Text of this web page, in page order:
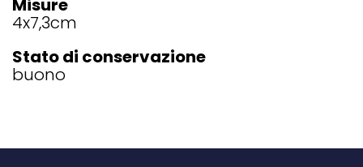
4x7,3cm
Stato di conservazione
buono